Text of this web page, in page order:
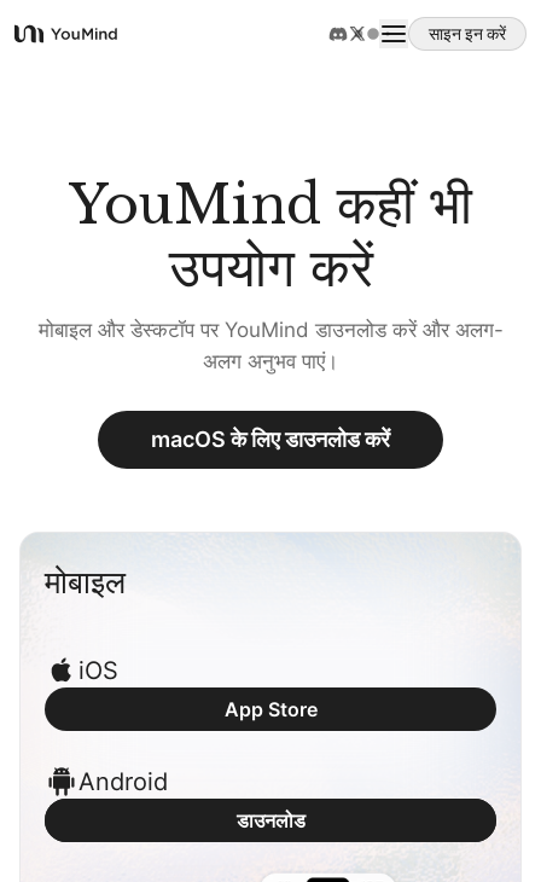
YouMind
साइन इन करें
उपयोग के मामले
प्रॉम्प्ट
मूल्य निर्धारण
ब्लॉग
अपडेट
YouMind कहीं भी
उपयोग करें
मोबाइल और डेस्कटॉप पर YouMind डाउनलोड करें और अलग-
अलग अनुभव पाएं।
macOS के लिए डाउनलोड करें
मोबाइल
iOS
App Store
Android
डाउनलोड